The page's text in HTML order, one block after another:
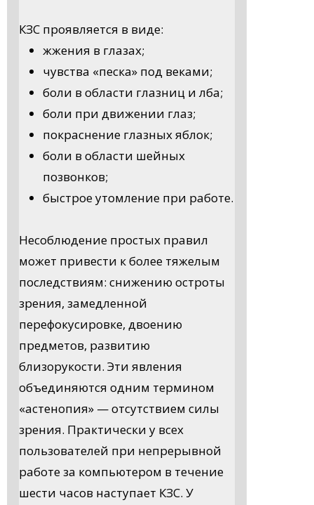
КЗС проявляется в виде:
жжения в глазах;
чувства «песка» под веками;
боли в области глазниц и лба;
боли при движении глаз;
покраснение глазных яблок;
боли в области шейных
позвонков;
быстрое утомление при работе.
Несоблюдение простых правил
может привести к более тяжелым
последствиям: снижению остроты
зрения, замедленной
перефокусировке, двоению
предметов, развитию
близорукости. Эти явления
объединяются одним термином
«астенопия» — отсутствием силы
зрения. Практически у всех
пользователей при непрерывной
работе за компьютером в течение
шести часов наступает КЗС. У